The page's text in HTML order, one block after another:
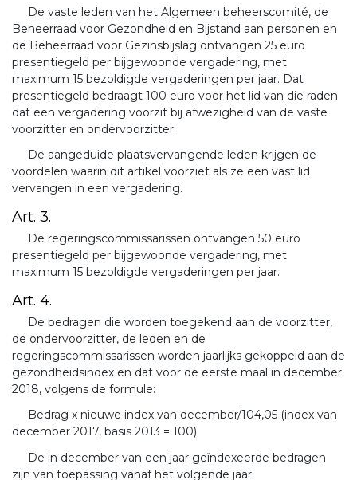
De vaste leden van het Algemeen beheerscomité, de
Beheerraad voor Gezondheid en Bijstand aan personen en
de Beheerraad voor Gezinsbijslag ontvangen 25 euro
presentiegeld per bijgewoonde vergadering, met
maximum 15 bezoldigde vergaderingen per jaar. Dat
presentiegeld bedraagt 100 euro voor het lid van die raden
dat een vergadering voorzit bij afwezigheid van de vaste
voorzitter en ondervoorzitter.
De aangeduide plaatsvervangende leden krijgen de
voordelen waarin dit artikel voorziet als ze een vast lid
vervangen in een vergadering.
Art. 3.
De regeringscommissarissen ontvangen 50 euro
presentiegeld per bijgewoonde vergadering, met
maximum 15 bezoldigde vergaderingen per jaar.
Art. 4.
De bedragen die worden toegekend aan de voorzitter,
de ondervoorzitter, de leden en de
regeringscommissarissen worden jaarlijks gekoppeld aan de
gezondheidsindex en dat voor de eerste maal in december
2018, volgens de formule:
Bedrag x nieuwe index van december/104,05 (index van
december 2017, basis 2013 = 100)
De in december van een jaar geïndexeerde bedragen
zijn van toepassing vanaf het volgende jaar.